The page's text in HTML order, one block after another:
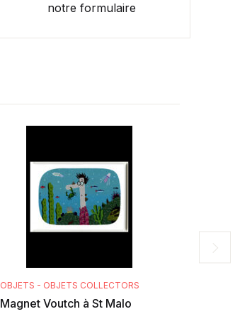
notre formulaire
OBJETS - OBJETS COLLECTORS
Magnet Voutch à St Malo